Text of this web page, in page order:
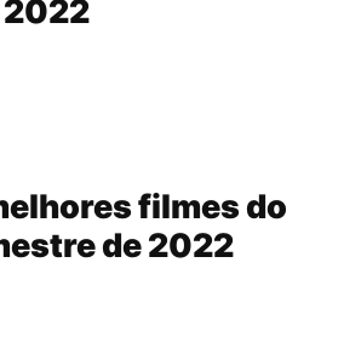
filmes do
de 2022